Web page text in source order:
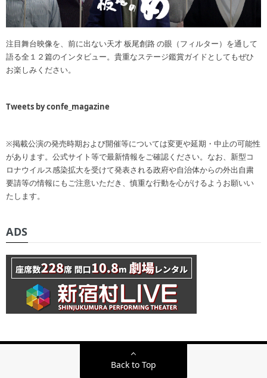
注目舞台映像を、前に出ない天才 板尾創路 の眼（フィルター）を通して
語る全１２篇のインタビュー。貴重なステージ鑑賞ガイドとしてもぜひ
お楽しみください。
Tweets by confe_magazine
※掲載公演の発売時期および開催等については変更や延期・中止の可能性
があります。公式サイト等で最新情報をご確認ください。なお、新型コ
ロナウイルス感染拡大を受けて発表される政府や自治体からの外出自粛
要請等の情報にもご注意いただき、慎重な行動を心がけるようお願いい
たします。
ADS
Back to Top